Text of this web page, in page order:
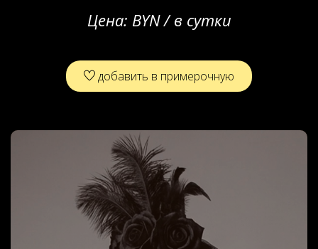
Цена: BYN / в сутки
добавить в примерочную